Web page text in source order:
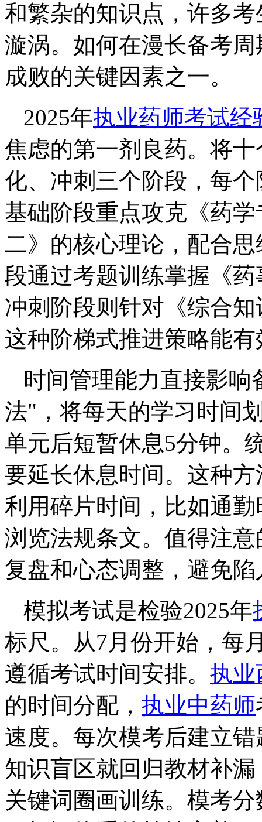
和繁杂的知识点，许多
漩涡。如何在漫长备考
成败的关键因素之一。
2025年执业药师考试经
焦虑的第一剂良药。将
化、冲刺三个阶段，每
基础阶段重点攻克《药
二》的核心理论，配合
段通过考题训练掌握《
冲刺阶段则针对《综合
这种阶梯式推进策略能
时间管理能力直接影
法"，将每天的学习时间
单元后短暂休息5分钟。
要延长休息时间。这种
利用碎片时间，比如通
浏览法规条文。值得注
复盘和心态调整，避免
模拟考试是检验2025年
标尺。从7月份开始，每
遵循考试时间安排。 执业
的时间分配， 执业中药师
速度。每次模考后建立
知识盲区就回归教材补
关键词圈画训练。模考